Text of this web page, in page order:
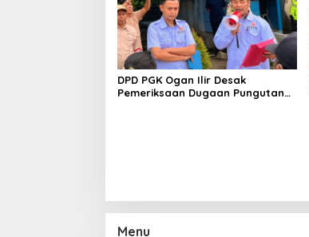
DPD PGK Ogan Ilir Desak
Pemeriksaan Dugaan Pungutan
Menu